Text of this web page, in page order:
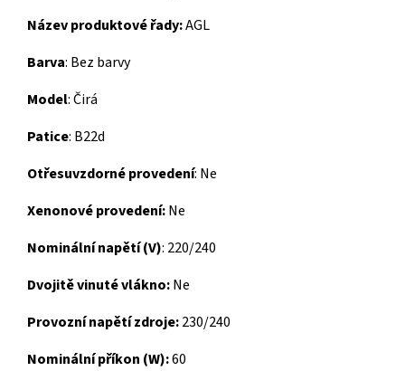
Název produktové řady:AGL
Barva: Bez barvy
Model: Čirá
Patice: B22d
Otřesuvzdornéprovedení: Ne
Xenonové provedení:Ne
Nominální napětí (V): 220/240
Dvojitě vinuté vlákno:Ne
Provozní napětí zdroje:230/240
Nominální příkon (W):60